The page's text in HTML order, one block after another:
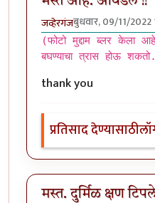
जव्हेरगंजबुधवार, 09/11/2022
(फोटो मुद्दाम ब्लर केला
बघण्याचा त्रास होऊ
thank you
प्रतिसाद देण्यासाठी
मस्त. दुर्मिळ क्षण